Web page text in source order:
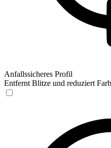
Anfallssicheres Profil
Entfernt Blitze und reduziert